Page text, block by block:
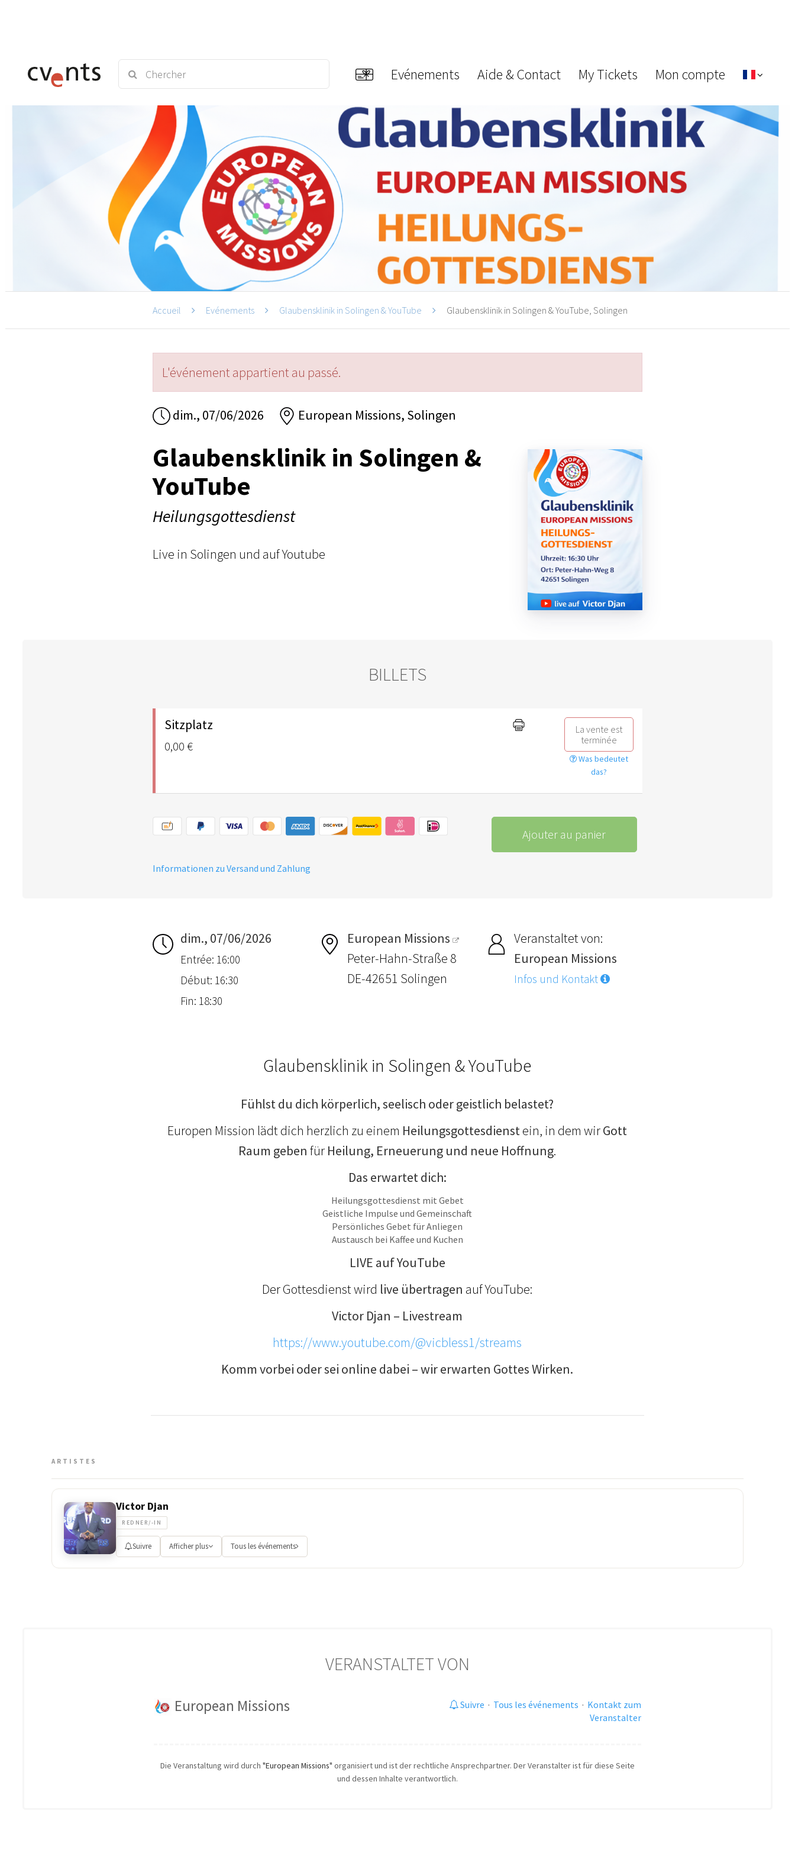
Evénements Aide & Contact My Tickets Mon compte
Accueil Evénements Glaubensklinik in Solingen & YouTube Glaubensklinik in Solingen & YouTube, Solingen
L'événement appartient au passé.
dim., 07/06/2026 European Missions, Solingen
Glaubensklinik in Solingen &
YouTube
Heilungsgottesdienst
Live in Solingen und auf Youtube
BILLETS
Sitzplatz
0,00 €
La vente est
terminée
Was bedeutet
das?
Ajouter au panier
Informationen zu Versand und Zahlung
dim., 07/06/2026
Entrée: 16:00
Début: 16:30
Fin: 18:30
European Missions
Peter-Hahn-Straße 8
DE-42651 Solingen
Veranstaltet von:
European Missions
Infos und Kontakt
Glaubensklinik in Solingen & YouTube
Fühlst du dich körperlich, seelisch oder geistlich belastet?
Europen Mission lädt dich herzlich zu einem Heilungsgottesdienst ein, in dem wirGott
Raum geben für Heilung, Erneuerung und neue Hoffnung.
Das erwartet dich:
Heilungsgottesdienst mit Gebet
Geistliche Impulse und Gemeinschaft
Persönliches Gebet für Anliegen
Austausch bei Kaffee und Kuchen
LIVE auf YouTube
Der Gottesdienst wird live übertragen auf YouTube:
Victor Djan – Livestream
https://www.youtube.com/@vicbless1/streams
Komm vorbei oder sei online dabei – wir erwarten Gottes Wirken.
ARTISTES
Victor Djan
REDNER/-IN
Suivre Afficher plus Tous les événements
VERANSTALTET VON
European Missions Suivre · Tous les événements · Kontakt zum
Veranstalter
Die Veranstaltung wird durch "European Missions" organisiert und ist der rechtliche Ansprechpartner. Der Veranstalter ist für diese Seite
und dessen Inhalte verantwortlich.